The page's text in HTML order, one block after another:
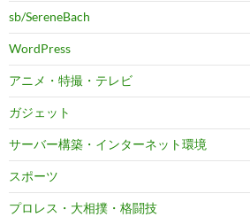
sb/SereneBach
WordPress
アニメ・特撮・テレビ
ガジェット
サーバー構築・インターネット環境
スポーツ
プロレス・大相撲・格闘技